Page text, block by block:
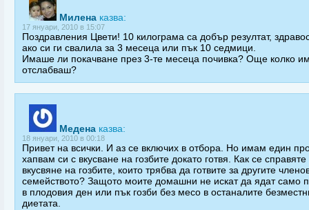
Милена казва:
17 януари, 2010 в 15:07
Поздравления Цвети! 10 килограма са добър резултат,
ако си ги свалила за 3 месеца или пък 10 седмици.
Имаше ли покачване през 3-те месеца почивка? Още колко
отслабваш?
Медена казва:
18 януари, 2010 в 00:18
Привет на всички. И аз се включих в отбора. Но имам един
хапвам си с вкусване на гозбите докато готвя. Как се справяте
вкусвяне на гозбите, които трябва да готвите за другите
семейството? Защото моите домашни не искат да ядат само
в плодовия ден или пък гозби без месо в останалите
диетата.